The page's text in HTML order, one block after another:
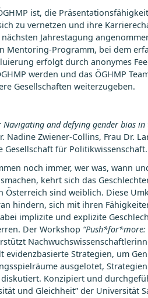
ist, die
zu vernetzen und ihre
Jahrestagung
Mentoring-Programm, bei dem
erfolgt durch anonymes
werden und das ÖGHMP
Gesellschaften weiterzugeben.
Navigating anddefyinggenderbias in
Nadine Zwiener-Collins, Frau Dr.
Gesellschaft für Politikwissenschaft.
noch immer, wer was, wann
kehrt sich das
Österreich sind weiblich. Diese
hindern, sich mit ihren
implizite und explizite
Der Workshop “Push*for*more:
Strategien, um
ausgelotet,
Konzipiert und
und Gleichheit” der Universität